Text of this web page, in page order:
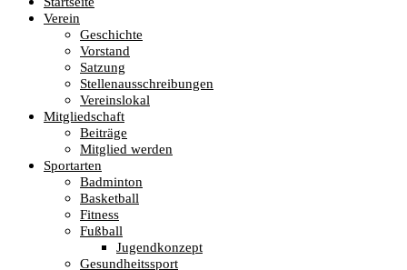
Verein
Geschichte
Vorstand
Satzung
Stellenausschreibungen
Vereinslokal
Mitgliedschaft
Beiträge
Mitglied werden
Sportarten
Badminton
Basketball
Fitness
Fußball
Jugendkonzept
Gesundheitssport